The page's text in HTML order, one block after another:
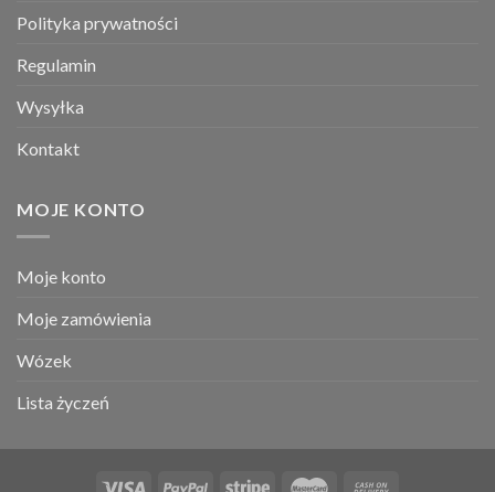
Polityka prywatności
Regulamin
Wysyłka
Kontakt
MOJE KONTO
Moje konto
Moje zamówienia
Wózek
Lista życzeń